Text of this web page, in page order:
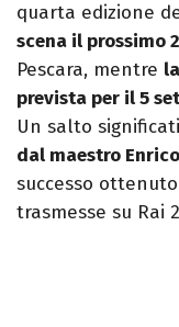
quarta edizione
scena il prossimo
Pescara, mentre
prevista per il 5
Un salto
dal maestro
successo
trasmesse su Rai